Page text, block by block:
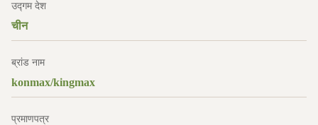
उद्गम देश
चीन
ब्रांड नाम
konmax/kingmax
प्रमाणपत्र